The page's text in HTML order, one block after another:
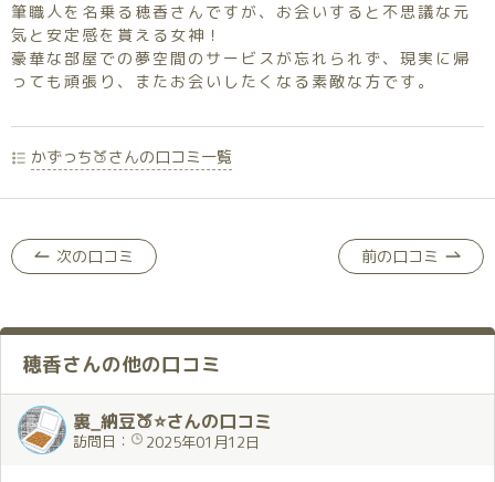
筆職人を名乗る穂香さんですが、お会いすると不思議な元
気と安定感を貰える女神！
豪華な部屋での夢空間のサービスが忘れられず、現実に帰
っても頑張り、またお会いしたくなる素敵な方です。
かずっち🍑さんの口コミ一覧
次の口コミ 前の口コミ
穂香さんの他の口コミ
裏_納豆🍑⭐さんの口コミ
訪問日： 2025年01月12日